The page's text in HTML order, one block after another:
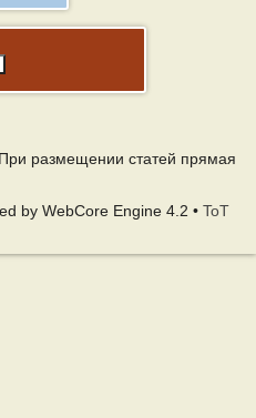
размещении статей прямая
by WebCore Engine 4.2 • ToT